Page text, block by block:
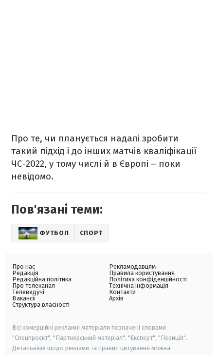
Про те, чи планується надалі зробити
такий підхід і до інших матчів кваліфікації
ЧС-2022, у тому числі й в Європі – поки
невідомо.
Пов'язані теми:
ФУТБОЛ СПОРТ
Про нас
Редакція
Редакційна політика
Про телеканал
Телеведучі
Вакансії
Структура власності
Рекламодавцям
Правила користування
Політика конфіденційності
Технічна інформація
Контакти
Архів
Всі комерційні рекламні матеріали позначені словами
"Спецпроєкт", "Партнерський матеріал", "Експерт", "Позиція".
Детальніше щодо реклами та правил цитування можна